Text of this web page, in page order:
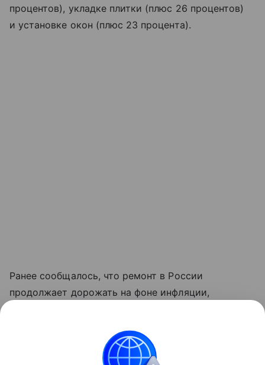
процентов), укладке плитки (плюс 26 процентов)
и установке окон (плюс 23 процента).
Ранее сообщалось, что ремонт в России
продолжает дорожать на фоне инфляции,
оказался ниже прогнозов.